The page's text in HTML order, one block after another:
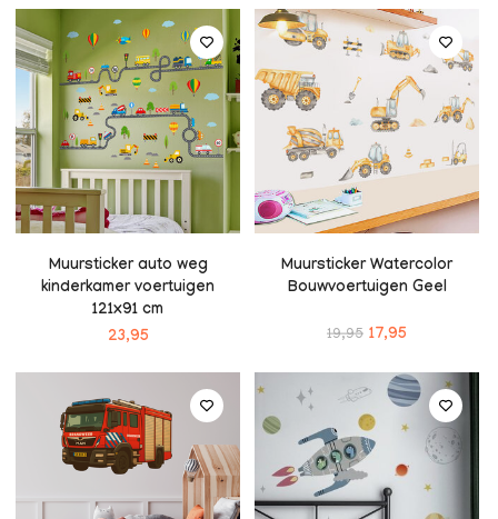
Muursticker auto weg
kinderkamer voertuigen
121x91 cm
23,95
Muursticker Watercolor
Bouwvoertuigen Geel
19,95 17,95